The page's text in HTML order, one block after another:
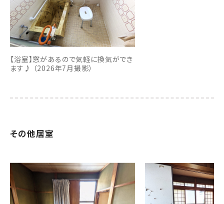
【浴室】窓があるので気軽に換気ができ
ます♪ （2026年7月撮影）
その他居室